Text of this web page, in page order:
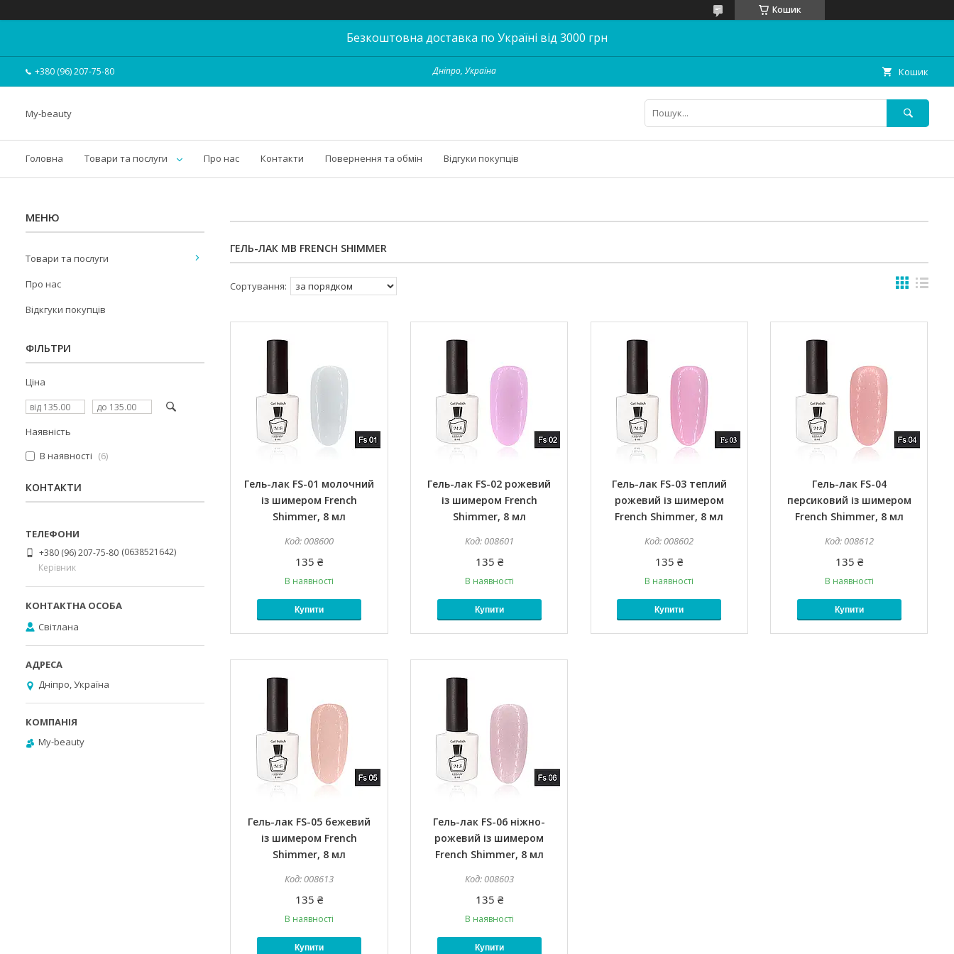
Кошик
Безкоштовна доставка по Україні від 3000 грн
+380 (96) 207-75-80 Дніпро, Україна Кошик
My-beauty
Головна Товари та послуги Про нас Контакти Повернення та обмін Відгуки покупців
ГЕЛЬ-ЛАК MB FRENCH SHIMMER
Гель-лак FS-01 молочний
із шимером French
Shimmer, 8 мл
008600
135 ₴
В наявності
Купити
Гель-лак FS-02 рожевий
із шимером French
Shimmer, 8 мл
008601
135 ₴
В наявності
Купити
Гель-лак FS-03 теплий
рожевий із шимером
French Shimmer, 8 мл
008602
135 ₴
В наявності
Купити
Гель-лак FS-04
персиковий із шимером
French Shimmer, 8 мл
008612
135 ₴
В наявності
Купити
Гель-лак FS-05 бежевий
із шимером French
Shimmer, 8 мл
008613
135 ₴
В наявності
Купити
Гель-лак FS-06 ніжно-
рожевий із шимером
French Shimmer, 8 мл
008603
135 ₴
В наявності
Купити
Товари та послуги
Про нас
Відкгуки покупців
ФІЛЬТРИ
Ціна
Наявність
В наявності
6
КОНТАКТИ
+380 (96) 207-75-80 0638521642
Керівник
Світлана
Дніпро, Україна
My-beauty